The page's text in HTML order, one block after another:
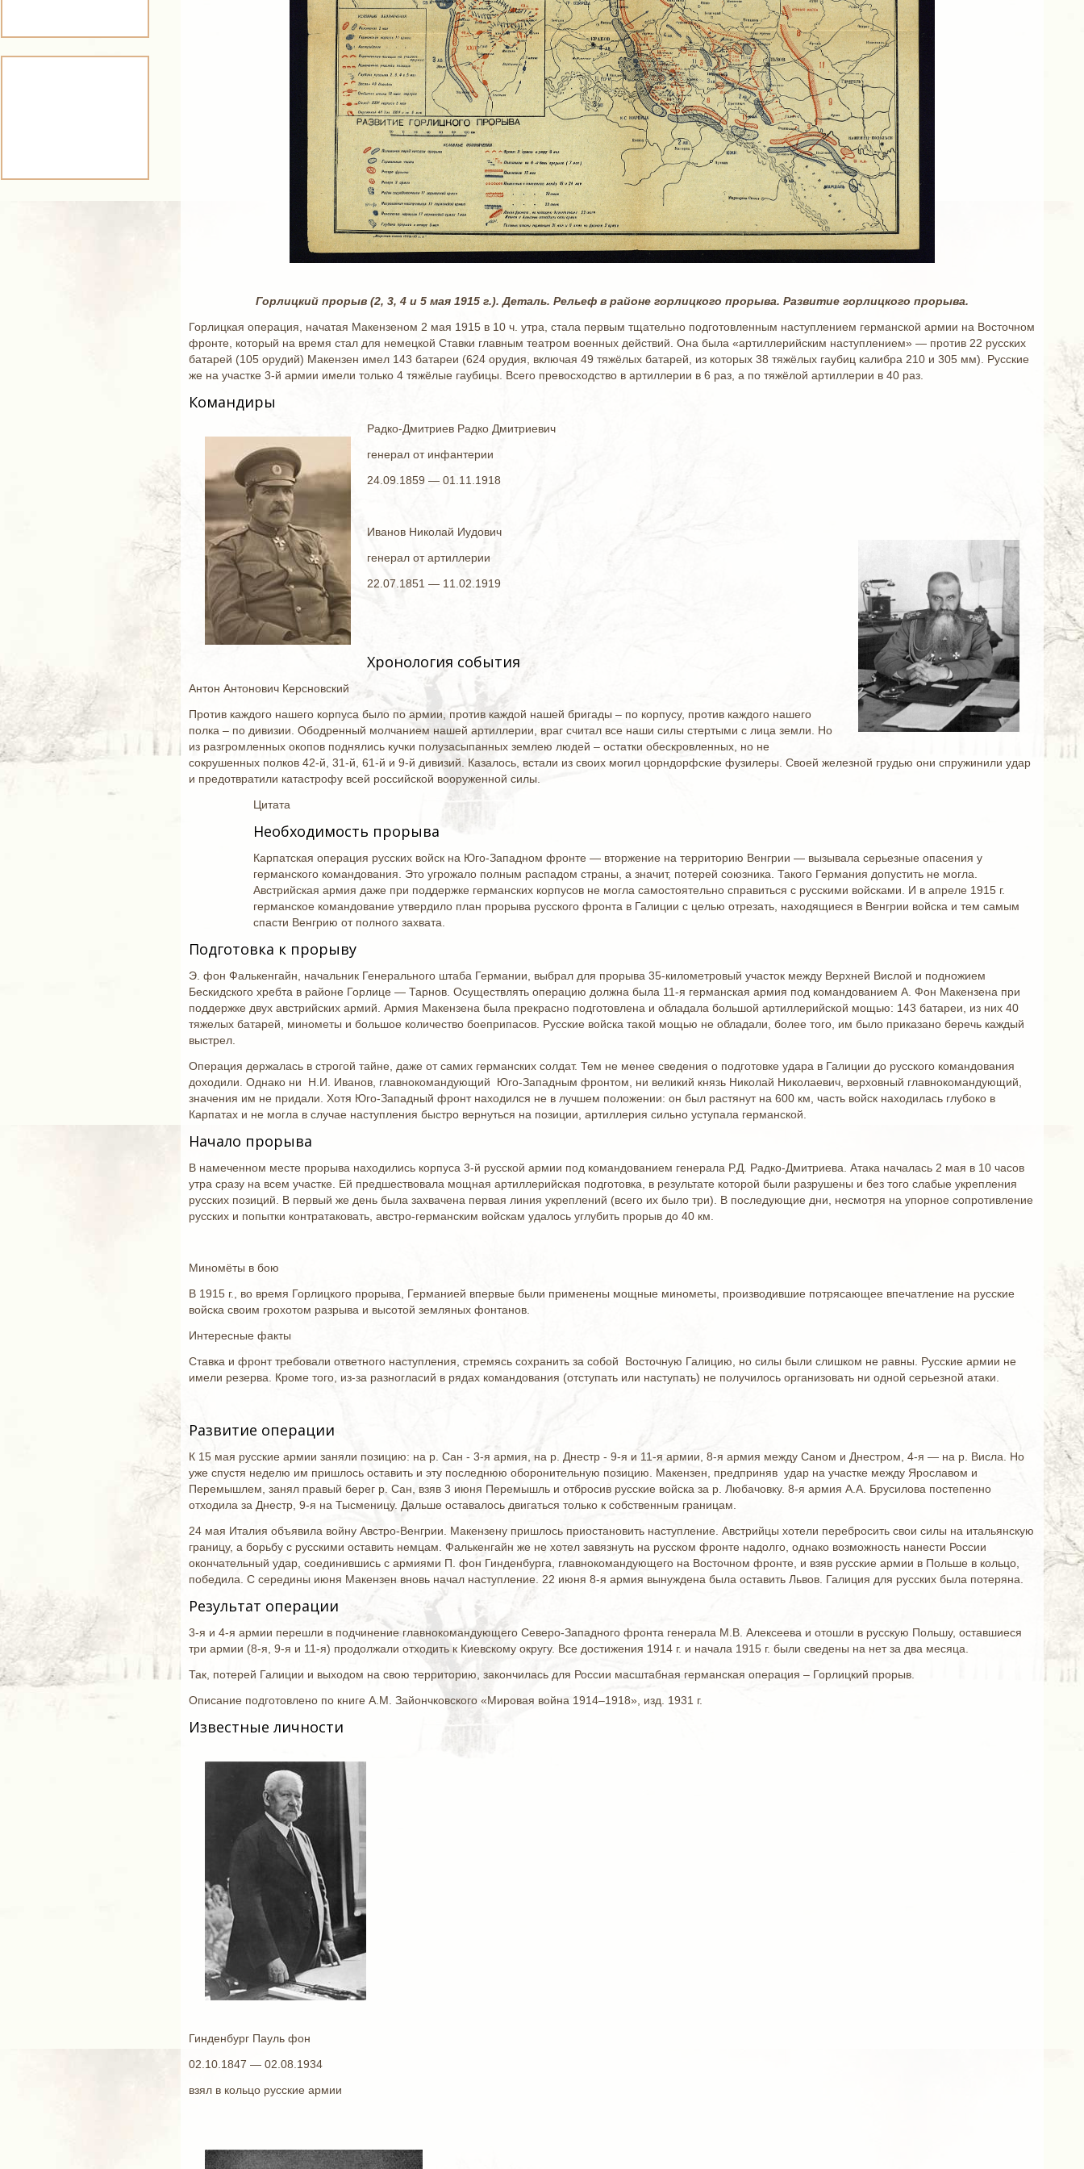
Горлицкий прорыв (2, 3, 4 и 5 мая 1915 г.). Деталь. Рельеф в районе горлицкого прорыва. Развитие горлицкого прорыва.
Горлицкая операция, начатая Макензеном 2 мая 1915 в 10 ч. утра, стала первым тщательно подготовленным наступлением германской армии на Восточном
фронте, который на время стал для немецкой Ставки главным театром военных действий. Она была «артиллерийским наступлением» — против 22 русских
батарей (105 орудий) Макензен имел 143 батареи (624 орудия, включая 49 тяжёлых батарей, из которых 38 тяжёлых гаубиц калибра 210 и 305 мм). Русские
же на участке 3-й армии имели только 4 тяжёлые гаубицы. Всего превосходство в артиллерии в 6 раз, а по тяжёлой артиллерии в 40 раз.
Командиры
Радко-Дмитриев Радко Дмитриевич
генерал от инфантерии
24.09.1859 — 01.11.1918
Иванов Николай Иудович
генерал от артиллерии
22.07.1851 — 11.02.1919
Хронология события
Антон Антонович Керсновский
Против каждого нашего корпуса было по армии, против каждой нашей бригады ‒ по корпусу, против каждого нашего
полка ‒ по дивизии. Ободренный молчанием нашей артиллерии, враг считал все наши силы стертыми с лица земли. Но
из разгромленных окопов поднялись кучки полузасыпанных землею людей ‒ остатки обескровленных, но не
сокрушенных полков 42-й, 31-й, 61-й и 9-й дивизий. Казалось, встали из своих могил цорндорфские фузилеры. Своей железной грудью они спружинили удар
и предотвратили катастрофу всей российской вооруженной силы.
Цитата
Необходимость прорыва
Карпатская операция русских войск на Юго-Западном фронте — вторжение на территорию Венгрии — вызывала серьезные опасения у
германского командования. Это угрожало полным распадом страны, а значит, потерей союзника. Такого Германия допустить не могла.
Австрийская армия даже при поддержке германских корпусов не могла самостоятельно справиться с русскими войсками. И в апреле 1915 г.
германское командование утвердило план прорыва русского фронта в Галиции с целью отрезать, находящиеся в Венгрии войска и тем самым
спасти Венгрию от полного захвата.
Подготовка к прорыву
Э. фон Фалькенгайн, начальник Генерального штаба Германии, выбрал для прорыва 35-километровый участок между Верхней Вислой и подножием
Бескидского хребта в районе Горлице — Тарнов. Осуществлять операцию должна была 11-я германская армия под командованием А. Фон Макензена при
поддержке двух австрийских армий. Армия Макензена была прекрасно подготовлена и обладала большой артиллерийской мощью: 143 батареи, из них 40
тяжелых батарей, минометы и большое количество боеприпасов. Русские войска такой мощью не обладали, более того, им было приказано беречь каждый
выстрел.
Операция держалась в строгой тайне, даже от самих германских солдат. Тем не менее сведения о подготовке удара в Галиции до русского командования
доходили. Однако ни Н.И. Иванов, главнокомандующий Юго-Западным фронтом, ни великий князь Николай Николаевич, верховный главнокомандующий,
значения им не придали. Хотя Юго-Западный фронт находился не в лучшем положении: он был растянут на 600 км, часть войск находилась глубоко в
Карпатах и не могла в случае наступления быстро вернуться на позиции, артиллерия сильно уступала германской.
Начало прорыва
В намеченном месте прорыва находились корпуса 3-й русской армии под командованием генерала Р.Д. Радко-Дмитриева. Атака началась 2 мая в 10 часов
утра сразу на всем участке. Ей предшествовала мощная артиллерийская подготовка, в результате которой были разрушены и без того слабые укрепления
русских позиций. В первый же день была захвачена первая линия укреплений (всего их было три). В последующие дни, несмотря на упорное сопротивление
русских и попытки контратаковать, австро-германским войскам удалось углубить прорыв до 40 км.
Миномёты в бою
В 1915 г., во время Горлицкого прорыва, Германией впервые были применены мощные минометы, производившие потрясающее впечатление на русские
войска своим грохотом разрыва и высотой земляных фонтанов.
Интересные факты
Ставка и фронт требовали ответного наступления, стремясь сохранить за собой Восточную Галицию, но силы были слишком не равны. Русские армии не
имели резерва. Кроме того, из-за разногласий в рядах командования (отступать или наступать) не получилось организовать ни одной серьезной атаки.
Развитие операции
К 15 мая русские армии заняли позицию: на р. Сан - 3-я армия, на р. Днестр - 9-я и 11-я армии, 8-я армия между Саном и Днестром, 4-я — на р. Висла. Но
уже спустя неделю им пришлось оставить и эту последнюю оборонительную позицию. Макензен, предприняв удар на участке между Ярославом и
Перемышлем, занял правый берег р. Сан, взяв 3 июня Перемышль и отбросив русские войска за р. Любачовку. 8-я армия А.А. Брусилова постепенно
отходила за Днестр, 9-я на Тысменицу. Дальше оставалось двигаться только к собственным границам.
24 мая Италия объявила войну Австро-Венгрии. Макензену пришлось приостановить наступление. Австрийцы хотели перебросить свои силы на итальянскую
границу, а борьбу с русскими оставить немцам. Фалькенгайн же не хотел завязнуть на русском фронте надолго, однако возможность нанести России
окончательный удар, соединившись с армиями П. фон Гинденбурга, главнокомандующего на Восточном фронте, и взяв русские армии в Польше в кольцо,
победила. С середины июня Макензен вновь начал наступление. 22 июня 8-я армия вынуждена была оставить Львов. Галиция для русских была потеряна.
Результат операции
3-я и 4-я армии перешли в подчинение главнокомандующего Северо-Западного фронта генерала М.В. Алексеева и отошли в русскую Польшу, оставшиеся
три армии (8-я, 9-я и 11-я) продолжали отходить к Киевскому округу. Все достижения 1914 г. и начала 1915 г. были сведены на нет за два месяца.
Так, потерей Галиции и выходом на свою территорию, закончилась для России масштабная германская операция – Горлицкий прорыв.
Описание подготовлено по книге А.М. Зайончковского «Мировая война 1914–1918», изд. 1931 г.
Известные личности
Гинденбург Пауль фон
02.10.1847 — 02.08.1934
взял в кольцо русские армии